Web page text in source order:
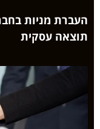
העברת מניות
תוצאה עסקית